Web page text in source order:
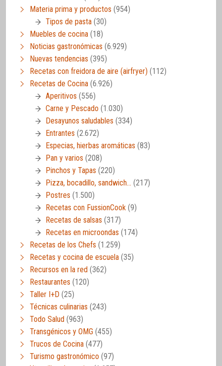
Materia prima y productos (954)
Tipos de pasta (30)
Muebles de cocina (18)
Noticias gastronómicas (6.929)
Nuevas tendencias (395)
Recetas con freidora de aire (airfryer) (112)
Recetas de Cocina (6.926)
Aperitivos (556)
Carne y Pescado (1.030)
Desayunos saludables (334)
Entrantes (2.672)
Especias, hierbas aromáticas (83)
Pan y varios (208)
Pinchos y Tapas (220)
Pizza, bocadillo, sandwich… (217)
Postres (1.500)
Recetas con FussionCook (9)
Recetas de salsas (317)
Recetas en microondas (174)
Recetas de los Chefs (1.259)
Recetas y cocina de escuela (35)
Recursos en la red (362)
Restaurantes (120)
Taller I+D (25)
Técnicas culinarias (243)
Todo Salud (963)
Transgénicos y OMG (455)
Trucos de Cocina (477)
Turismo gastronómico (97)